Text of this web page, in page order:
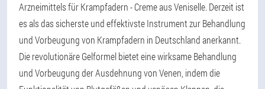
Arzneimittels für Krampfadern - Creme aus Veniselle. Derzeit ist
es als das sicherste und effektivste Instrument zur Behandlung
und Vorbeugung von Krampfadern in Deutschland anerkannt.
Die revolutionäre Gelformel bietet eine wirksame Behandlung
und Vorbeugung der Ausdehnung von Venen, indem die